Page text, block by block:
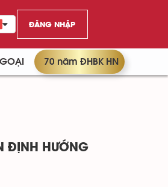
ĐĂNG NHẬP
70 năm ĐHBK HN
ĐỊNH HƯỚNG